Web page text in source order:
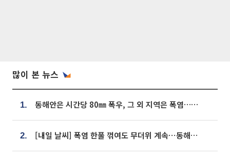
많이 본 뉴스
1. 동해안은 시간당 80㎜ 폭우, 그 외 지역은 폭염…‘극과 극 날씨’
2. [내일 날씨] 폭염 한풀 꺾여도 무더위 계속⋯동해안 이틀 연속 비